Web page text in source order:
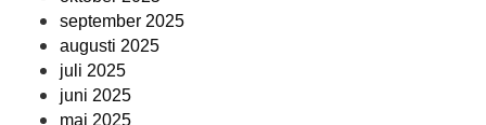
september 2025
augusti 2025
juli 2025
juni 2025
maj 2025